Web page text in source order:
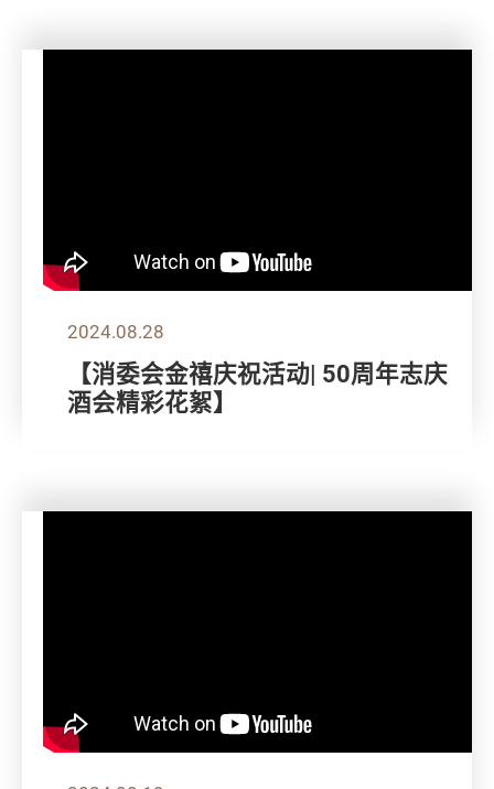
2024.08.28
【消委会金禧庆祝活动| 50周年志庆
酒会精彩花絮】